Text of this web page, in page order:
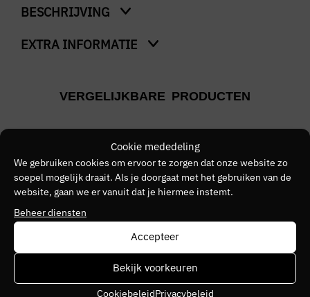
Cookie mededeling
We gebruiken cookies om ervoor te zorgen dat onze website zo
soepel mogelijk draait. Als je doorgaat met het gebruiken van de
website, gaan we er vanuit dat je hiermee instemt.
Beheer diensten
Accepteer
Bekijk voorkeuren
CookiebeleidPrivacybeleid
BESCHRIJVING
Honeycomd Shortsleeved Shirt
EXTRA INFORMATIE
Creme
Merk
Kleurnummer
01
VERGELIJKBARE PRODUCTEN
SALE